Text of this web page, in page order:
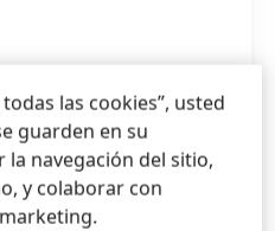
las cookies”, usted
guarden en su
navegación del sitio,
y colaborar con